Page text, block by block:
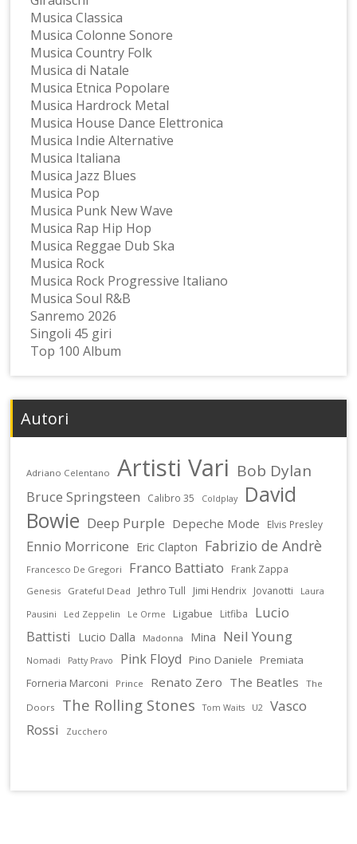
Musica Classica
Musica Colonne Sonore
Musica Country Folk
Musica di Natale
Musica Etnica Popolare
Musica Hardrock Metal
Musica House Dance Elettronica
Musica Indie Alternative
Musica Italiana
Musica Jazz Blues
Musica Pop
Musica Punk New Wave
Musica Rap Hip Hop
Musica Reggae Dub Ska
Musica Rock
Musica Rock Progressive Italiano
Musica Soul R&B
Sanremo 2026
Singoli 45 giri
Top 100 Album
Autori
Adriano Celentano Artisti Vari Bob Dylan
Bruce Springsteen Calibro 35 Coldplay
David
Bowie Deep Purple Depeche Mode Elvis Presley
Ennio Morricone Eric Clapton Fabrizio de Andrè
Francesco De Gregori Franco Battiato Frank Zappa
Genesis Grateful Dead Jethro Tull Jimi Hendrix Jovanotti
Laura
Pausini
Led Zeppelin Le Orme Ligabue Litfiba
Lucio
Battisti
Lucio Dalla Madonna Mina Neil Young
Nomadi Patty Pravo Pink Floyd Pino Daniele
Premiata
Forneria Marconi
Prince Renato Zero The Beatles
The
Doors
The Rolling Stones Tom Waits U2
Vasco
Rossi
Zucchero